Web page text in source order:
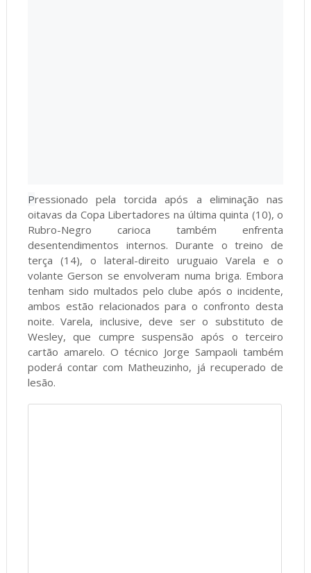
Pressionado pela torcida após a eliminação nas
oitavas da Copa Libertadores na última quinta (10), o
Rubro-Negro carioca também enfrenta
desentendimentos internos. Durante o treino de
terça (14), o lateral-direito uruguaio Varela e o
volante Gerson se envolveram numa briga. Embora
tenham sido multados pelo clube após o incidente,
ambos estão relacionados para o confronto desta
noite. Varela, inclusive, deve ser o substituto de
Wesley, que cumpre suspensão após o terceiro
cartão amarelo. O técnico Jorge Sampaoli também
poderá contar com Matheuzinho, já recuperado de
lesão.